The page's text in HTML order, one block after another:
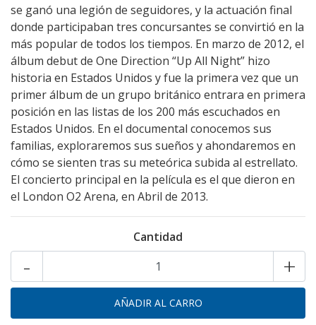
se ganó una legión de seguidores, y la actuación final
donde participaban tres concursantes se convirtió en la
más popular de todos los tiempos. En marzo de 2012, el
álbum debut de One Direction “Up All Night” hizo
historia en Estados Unidos y fue la primera vez que un
primer álbum de un grupo británico entrara en primera
posición en las listas de los 200 más escuchados en
Estados Unidos. En el documental conocemos sus
familias, exploraremos sus sueños y ahondaremos en
cómo se sienten tras su meteórica subida al estrellato.
El concierto principal en la película es el que dieron en
el London O2 Arena, en Abril de 2013.
Cantidad
+
-